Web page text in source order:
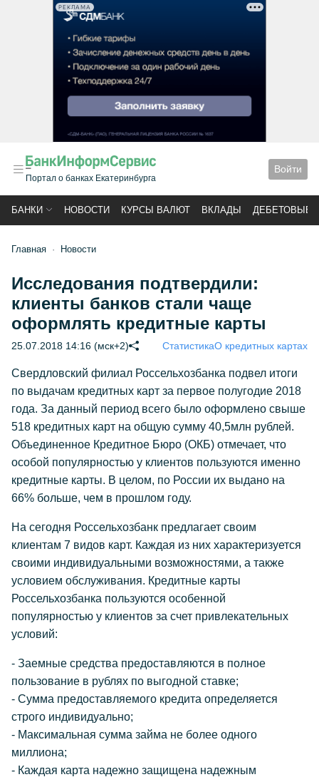
РЕКЛАМА
Портал о банках Екатеринбурга
Войти
БАНКИ НОВОСТИ КУРСЫ ВАЛЮТ ВКЛАДЫ ДЕБЕТОВЫЕ
Главная Новости
Исследования подтвердили:
клиенты банков стали чаще
оформлять кредитные карты
25.07.2018 14:16 (мск+2) СтатистикаО кредитных картах
Свердловский филиал Россельхозбанка подвел итоги
по выдачам кредитных карт за первое полугодие 2018
года. За данный период всего было оформлено свыше
518 кредитных карт на общую сумму 40,5млн рублей.
Объединенное Кредитное Бюро (ОКБ) отмечает, что
особой популярностью у клиентов пользуются именно
кредитные карты. В целом, по России их выдано на
66% больше, чем в прошлом году.
На сегодня Россельхозбанк предлагает своим
клиентам 7 видов карт. Каждая из них характеризуется
своими индивидуальными возможностями, а также
условием обслуживания. Кредитные карты
Россельхозбанка пользуются особенной
популярностью у клиентов за счет привлекательных
условий:
- Заемные средства предоставляются в полное
пользование в рублях по выгодной ставке;
- Сумма предоставляемого кредита определяется
строго индивидуально;
- Максимальная сумма займа не более одного
миллиона;
- Каждая карта надежно защищена надежным